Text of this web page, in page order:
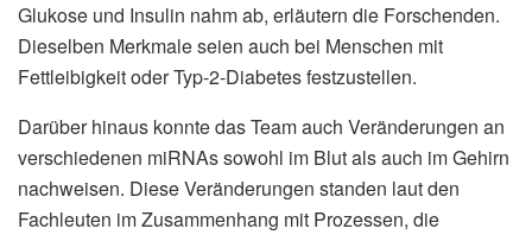
Glukose und Insulin nahm ab, erläutern die Forschenden.
Dieselben Merkmale seien auch bei Menschen mit
Fettleibigkeit oder Typ-2-Diabetes festzustellen.
Darüber hinaus konnte das Team auch Veränderungen an
verschiedenen miRNAs sowohl im Blut als auch im Gehirn
nachweisen. Diese Veränderungen standen laut den
Fachleuten im Zusammenhang mit Prozessen, die